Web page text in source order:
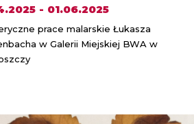
- 01.06.2025
prace malarskie Łukasza
w Galerii Miejskiej BWA w